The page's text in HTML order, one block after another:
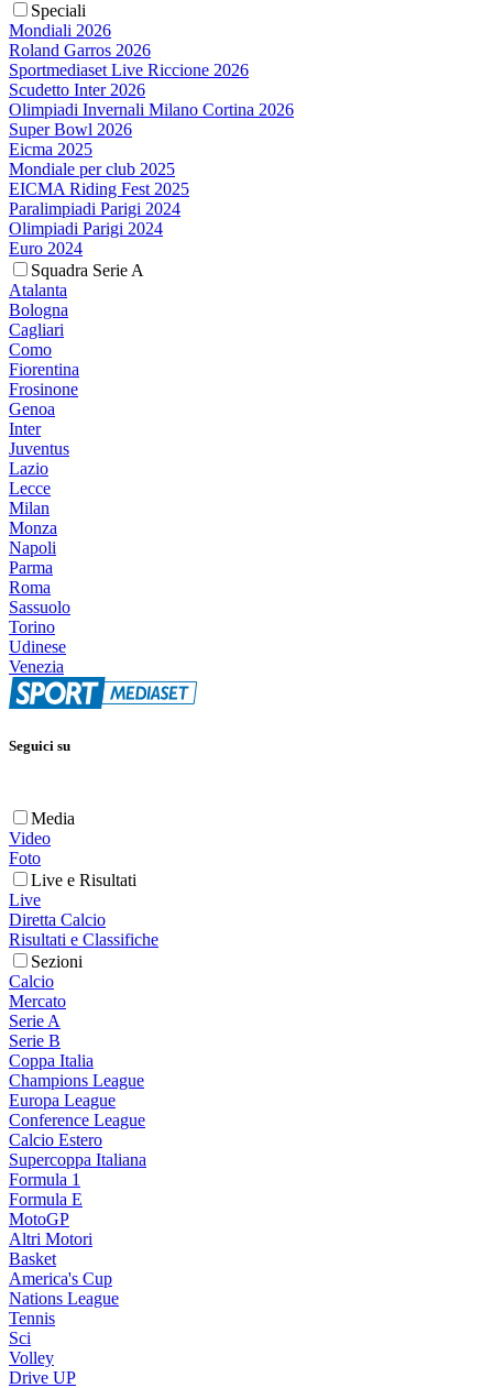
Speciali
Mondiali 2026
Roland Garros 2026
Sportmediaset Live Riccione 2026
Scudetto Inter 2026
Olimpiadi Invernali Milano Cortina 2026
Super Bowl 2026
Eicma 2025
Mondiale per club 2025
EICMA Riding Fest 2025
Paralimpiadi Parigi 2024
Olimpiadi Parigi 2024
Euro 2024
Squadra Serie A
Atalanta
Bologna
Cagliari
Como
Fiorentina
Frosinone
Genoa
Inter
Juventus
Lazio
Lecce
Milan
Monza
Napoli
Parma
Roma
Sassuolo
Torino
Udinese
Venezia
Seguici su
Media
Video
Foto
Live e Risultati
Live
Diretta Calcio
Risultati e Classifiche
Sezioni
Calcio
Mercato
Serie A
Serie B
Coppa Italia
Champions League
Europa League
Conference League
Calcio Estero
Supercoppa Italiana
Formula 1
Formula E
MotoGP
Altri Motori
Basket
America's Cup
Nations League
Tennis
Sci
Volley
Drive UP